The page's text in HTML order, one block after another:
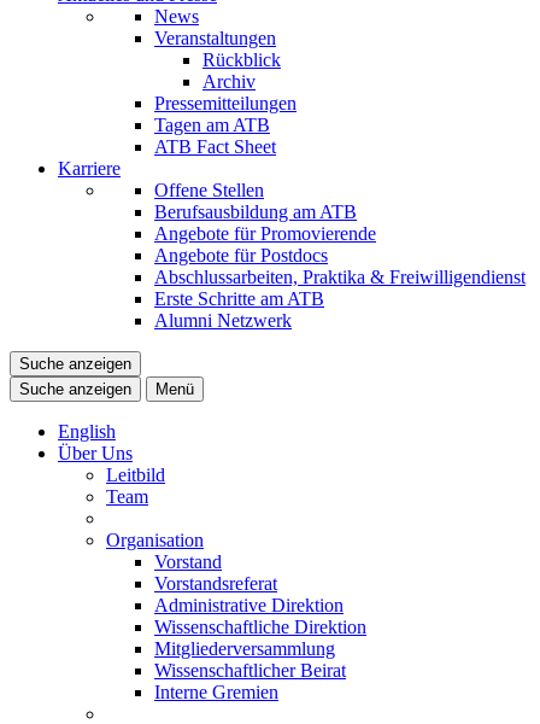
News
Veranstaltungen
Rückblick
Archiv
Pressemitteilungen
Tagen am ATB
ATB Fact Sheet
Karriere
Offene Stellen
Berufsausbildung am ATB
Angebote für Promovierende
Angebote für Postdocs
Abschlussarbeiten, Praktika & Freiwilligendienst
Erste Schritte am ATB
Alumni Netzwerk
Suche anzeigen
Suche anzeigen
Menü
English
Über Uns
Leitbild
Team
Organisation
Vorstand
Vorstandsreferat
Administrative Direktion
Wissenschaftliche Direktion
Mitgliederversammlung
Wissenschaftlicher Beirat
Interne Gremien